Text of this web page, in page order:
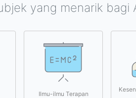
yang menarik bagi
Ilmu-ilmu Terapan